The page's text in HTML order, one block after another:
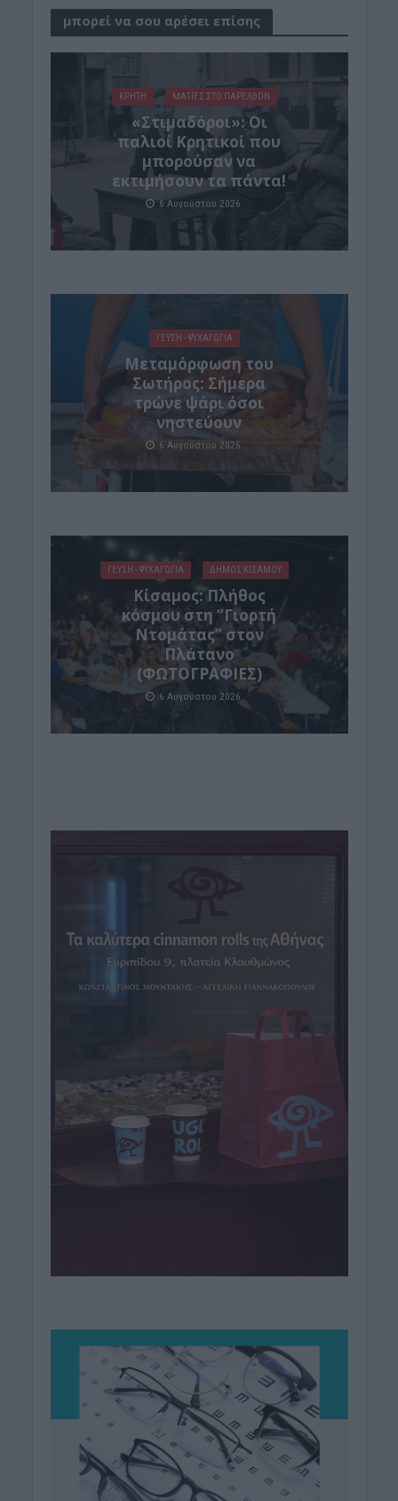
μπορεί να σου αρέσει επίσης
ΚΡΗΤΗ ΜΑΤΙΕΣ ΣΤΟ ΠΑΡΕΛΘΟΝ
«Στιμαδόροι»: Οι
παλιοί Κρητικοί που
μπορούσαν να
εκτιμήσουν τα πάντα!
6 Αυγούστου 2026
ΓΕΎΣΗ - ΨΥΧΑΓΩΓΊΑ
Μεταμόρφωση του
Σωτήρος: Σήμερα
τρώνε ψάρι όσοι
νηστεύουν
6 Αυγούστου 2026
ΓΕΎΣΗ - ΨΥΧΑΓΩΓΊΑ ΔΉΜΟΣ ΚΙΣΆΜΟΥ
Κίσαμος: Πλήθος
κόσμου στη “Γιορτή
Ντομάτας” στον
Πλάτανο
(ΦΩΤΟΓΡΑΦΙΕΣ)
6 Αυγούστου 2026